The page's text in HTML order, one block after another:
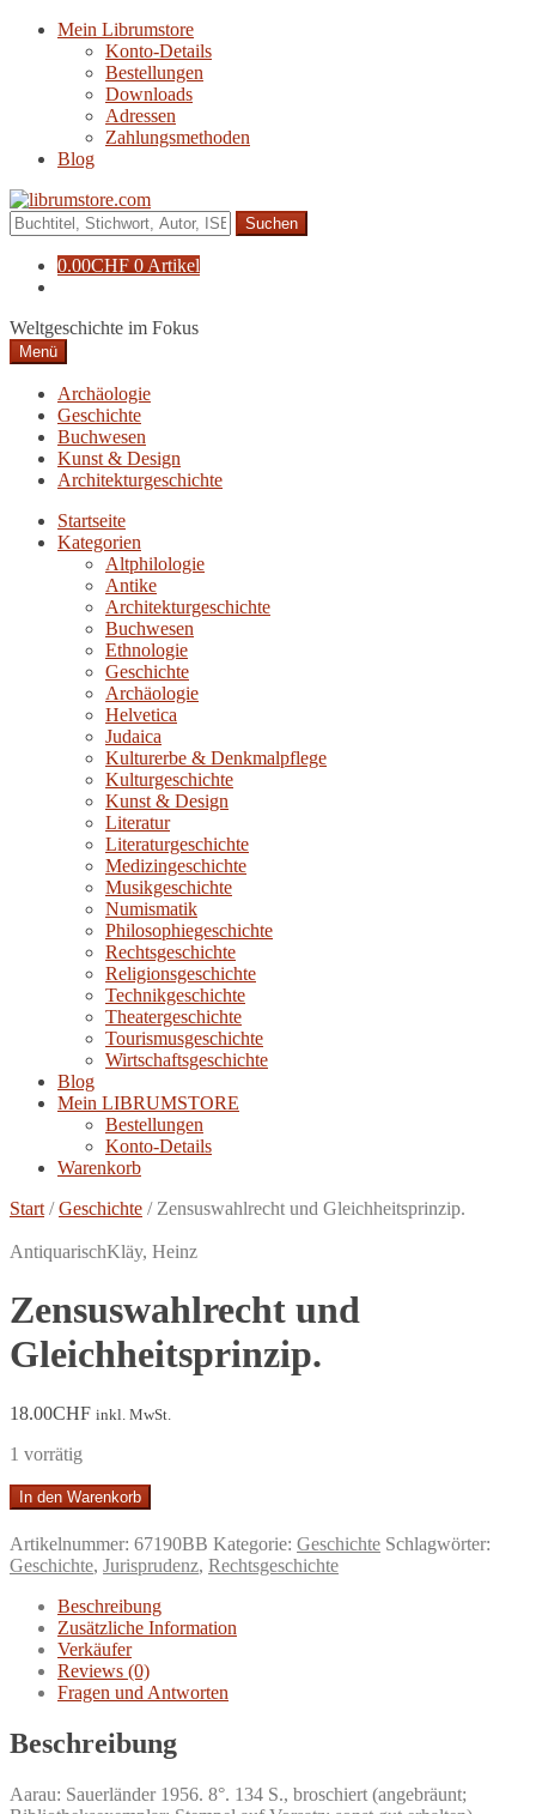
Navigation
Zum
Mein Librumstore
Konto-Details
Bestellungen
Downloads
Adressen
Zahlungsmethoden
Blog
Suche
nach:
0.00CHF 0 Artikel
Weltgeschichte im Fokus
Menü
Archäologie
Geschichte
Buchwesen
Kunst & Design
Architekturgeschichte
Startseite
Kategorien
Altphilologie
Antike
Architekturgeschichte
Buchwesen
Ethnologie
Geschichte
Archäologie
Helvetica
Judaica
Kulturerbe & Denkmalpflege
Kulturgeschichte
Kunst & Design
Literatur
Literaturgeschichte
Medizingeschichte
Musikgeschichte
Numismatik
Philosophiegeschichte
Rechtsgeschichte
Religionsgeschichte
Technikgeschichte
Theatergeschichte
Tourismusgeschichte
Wirtschaftsgeschichte
Blog
Mein LIBRUMSTORE
Bestellungen
Konto-Details
Warenkorb
Start /Geschichte / Zensuswahlrecht und Gleichheitsprinzip.
AntiquarischKläy, Heinz
Zensuswahlrecht und
Gleichheitsprinzip.
18.00CHF inkl. MwSt.
1 vorrätig
Zensuswahlrecht
und
Gleichheitsprinzip.
Menge
In den Warenkorb
Artikelnummer: 67190BB Kategorie: Geschichte Schlagwörter:
Geschichte, Jurisprudenz, Rechtsgeschichte
Beschreibung
Zusätzliche Information
Verkäufer
Reviews (0)
Fragen und Antworten
Beschreibung
Aarau: Sauerländer 1956. 8°. 134 S., broschiert (angebräunt;